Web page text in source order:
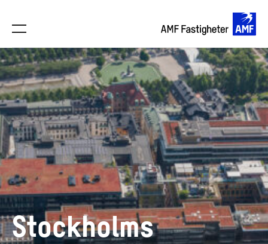
Stockholms